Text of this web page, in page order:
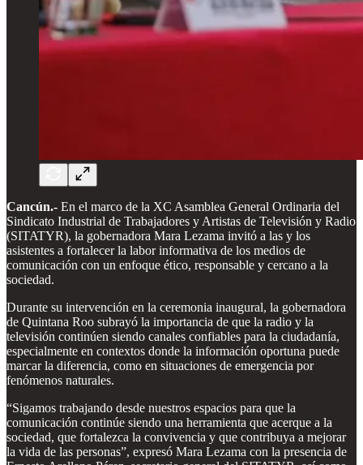
Cancún.- En el marco de la XC Asamblea General Ordinaria del
Sindicato Industrial de Trabajadores y Artistas de Televisión y Radio
(SITATYR), la gobernadora Mara Lezama invitó a las y los
asistentes a fortalecer la labor informativa de los medios de
comunicación con un enfoque ético, responsable y cercano a la
sociedad.
Durante su intervención en la ceremonia inaugural, la gobernadora
de Quintana Roo subrayó la importancia de que la radio y la
televisión continúen siendo canales confiables para la ciudadanía,
especialmente en contextos donde la información oportuna puede
marcar la diferencia, como en situaciones de emergencia por
fenómenos naturales.
“Sigamos trabajando desde nuestros espacios para que la
comunicación continúe siendo una herramienta que acerque a la
sociedad, que fortalezca la convivencia y que contribuya a mejorar
la vida de las personas”, expresó Mara Lezama con la presencia de